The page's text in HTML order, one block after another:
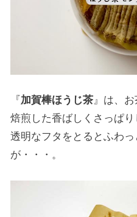
『加賀棒ほうじ茶 』は、
焙煎した香ばしくさっぱり
透明なフタをとるとふわ
が・・・。